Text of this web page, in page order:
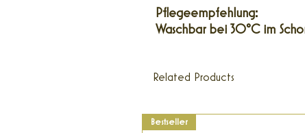
Pflegeempfehlung:
Waschbar bei 30°C im
Related Products
Bestseller